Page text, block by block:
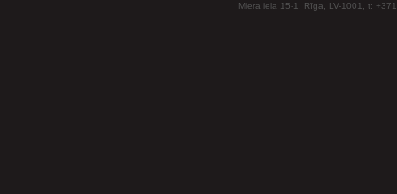
Miera iela 15-1, Rīga, LV-1001, t: